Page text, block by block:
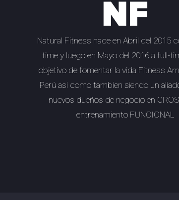
Natural Fitness nace en Abril del 2015
time y luego en Mayo del 2016 a full-
objetivo de fomentar la vida Fitness
Perú asi como tambien siendo un
nuevos dueños de negocio en
entrenamiento FUNCIONAL